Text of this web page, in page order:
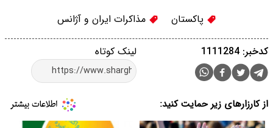
پاکستان مذاکرات ایران و آژانس
لینک کوتاه کدخبر: 1111284
از کارزارهای زیر حمایت کنید: